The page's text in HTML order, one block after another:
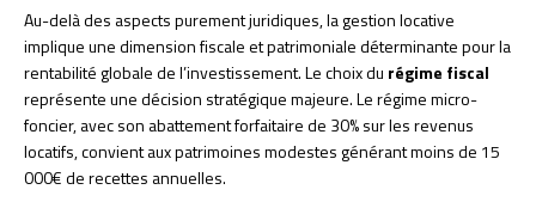
Au-delà des aspects purement juridiques, la gestion locative
implique une dimension fiscale et patrimoniale déterminante pour la
rentabilité globale de l’investissement. Le choix du régime fiscal
représente une décision stratégique majeure. Le régime micro-
foncier, avec son abattement forfaitaire de 30% sur les revenus
locatifs, convient aux patrimoines modestes générant moins de 15
000€ de recettes annuelles.